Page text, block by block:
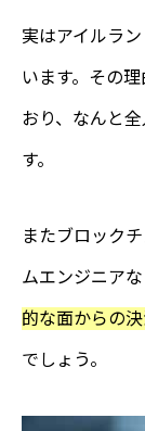
実はアイルラ
います。その
おり、なんと
す。
またブロック
ムエンジニア
的な面からの
でしょう。